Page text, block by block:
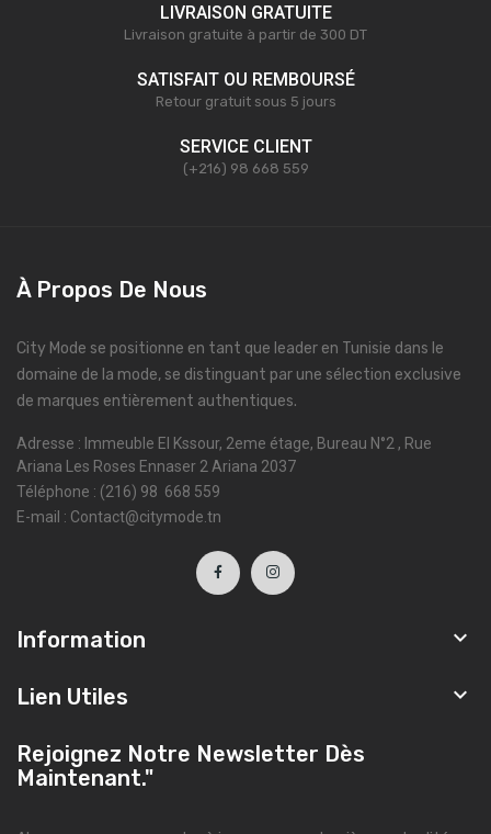
LIVRAISON GRATUITE
Livraison gratuite à partir de 300 DT
SATISFAIT OU REMBOURSÉ
Retour gratuit sous 5 jours
SERVICE CLIENT
(+216) 98 668 559
À Propos De Nous
City Mode se positionne en tant que leader en Tunisie dans le
domaine de la mode, se distinguant par une sélection exclusive
de marques entièrement authentiques.
Adresse : Immeuble El Kssour, 2eme étage, Bureau N°2 , Rue
Ariana Les Roses Ennaser 2 Ariana 2037
Téléphone : (216) 98 668 559
E-mail : Contact@citymode.tn
Information 
Lien Utiles 
Rejoignez Notre Newsletter Dès
Maintenant."